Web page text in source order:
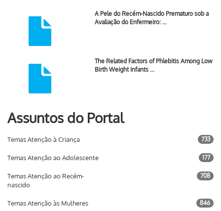
A Pele do Recém-Nascido Prematuro sob a
Avaliação do Enfermeiro: …
The Related Factors of Phlebitis Among Low
Birth Weight Infants …
Assuntos do Portal
Temas Atenção à Criança 733
Temas Atenção ao Adolescente 177
Temas Atenção ao Recém-
nascido
708
Temas Atenção às Mulheres 846